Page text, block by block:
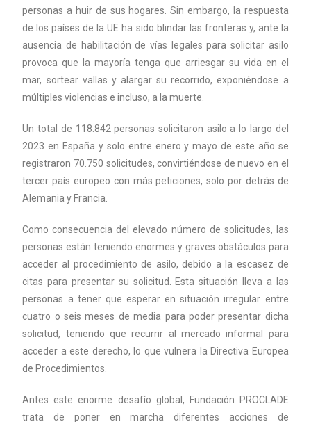
personas a huir de sus hogares. Sin embargo, la respuesta
de los países de la UE ha sido blindar las fronteras y, ante la
ausencia de habilitación de vías legales para solicitar asilo
provoca que la mayoría tenga que arriesgar su vida en el
mar, sortear vallas y alargar su recorrido, exponiéndose a
múltiples violencias e incluso, a la muerte.
Un total de 118.842 personas solicitaron asilo a lo largo del
2023 en España y solo entre enero y mayo de este año se
registraron 70.750 solicitudes, convirtiéndose de nuevo en el
tercer país europeo con más peticiones, solo por detrás de
Alemania y Francia.
Como consecuencia del elevado número de solicitudes, las
personas están teniendo enormes y graves obstáculos para
acceder al procedimiento de asilo, debido a la escasez de
citas para presentar su solicitud. Esta situación lleva a las
personas a tener que esperar en situación irregular entre
cuatro o seis meses de media para poder presentar dicha
solicitud, teniendo que recurrir al mercado informal para
acceder a este derecho, lo que vulnera la Directiva Europea
de Procedimientos.
Antes este enorme desafío global, Fundación PROCLADE
trata de poner en marcha diferentes acciones de